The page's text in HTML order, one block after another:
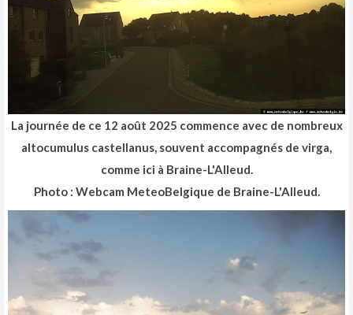
La journée de ce 12 août 2025 commence avec de nombreux
altocumulus castellanus, souvent accompagnés de virga,
comme ici à Braine-L'Alleud.
Photo : Webcam MeteoBelgique de Braine-L'Alleud.